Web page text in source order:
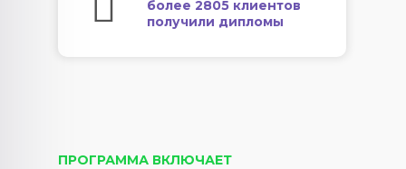
более 2805 клиентов
получили дипломы
ПРОГРАММА ВКЛЮЧАЕТ